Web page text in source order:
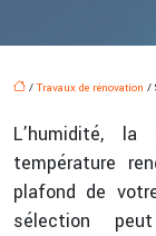
/Travaux de rénovation /
L’humidité,
température
plafond de
sélection